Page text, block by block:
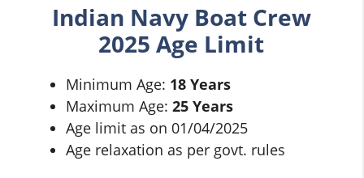
Indian Navy Boat Crew
2025 Age Limit
Minimum Age: 18 Years
Maximum Age: 25 Years
Age limit as on 01/04/2025
Age relaxation as per govt. rules